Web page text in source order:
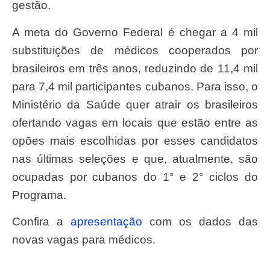
gestão.
A meta do Governo Federal é chegar a 4 mil
substituições de médicos cooperados por
brasileiros em três anos, reduzindo de 11,4 mil
para 7,4 mil participantes cubanos. Para isso, o
Ministério da Saúde quer atrair os brasileiros
ofertando vagas em locais que estão entre as
opões mais escolhidas por esses candidatos
nas últimas seleções e que, atualmente, são
ocupadas por cubanos do 1° e 2° ciclos do
Programa.
Confira a apresentação com os dados das
novas vagas para médicos.